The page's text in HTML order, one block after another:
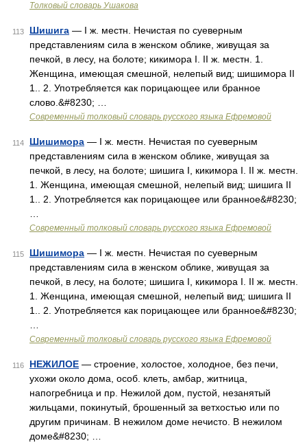
Толковый словарь Ушакова
113 Шишига — I ж. местн. Нечистая по суеверным
представлениям сила в женском облике, живущая за
печкой, в лесу, на болоте; кикимора I. II ж. местн. 1.
Женщина, имеющая смешной, нелепый вид; шишимора II
1.. 2. Употребляется как порицающее или бранное
слово.&#8230; …
Современный толковый словарь русского языка Ефремовой
114 Шишимора — I ж. местн. Нечистая по суеверным
представлениям сила в женском облике, живущая за
печкой, в лесу, на болоте; шишига I, кикимора I. II ж. местн.
1. Женщина, имеющая смешной, нелепый вид; шишига II
1.. 2. Употребляется как порицающее или бранное&#8230;
Современный толковый словарь русского языка Ефремовой
115 Шишимора — I ж. местн. Нечистая по суеверным
представлениям сила в женском облике, живущая за
печкой, в лесу, на болоте; шишига I, кикимора I. II ж. местн.
1. Женщина, имеющая смешной, нелепый вид; шишига II
1.. 2. Употребляется как порицающее или бранное&#8230;
Современный толковый словарь русского языка Ефремовой
116 НЕЖИЛОЕ — строение, холостое, холодное, без печи,
ухожи около дома, особ. клеть, амбар, житница,
напогребница и пр. Нежилой дом, пустой, незанятый
жильцами, покинутый, брошенный за ветхостью или по
другим причинам. В нежилом доме нечисто. В нежилом
доме&#8230; …